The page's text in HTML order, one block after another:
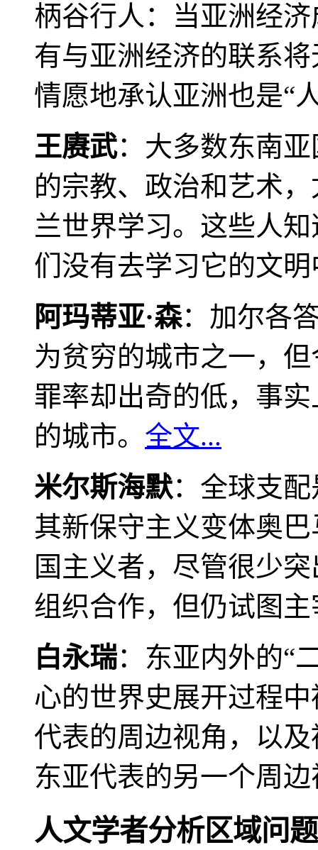
柄谷行人：当亚洲经
有与亚洲经济的联系
情愿地承认亚洲也是“
王赓武：大多数东南
的宗教、政治和艺术
兰世界学习。这些人
们没有去学习它的文
阿玛蒂亚·森：加尔各
为贫穷的城市之一，
罪率却出奇的低，事
的城市。 全文...
米尔斯海默：全球支
其新保守主义变体奥
国主义者，尽管很少
组织合作，但仍试图
白永瑞：东亚内外的“
心的世界史展开过程
代表的周边视角，以
东亚代表的另一个周
人文学者分析区域问题